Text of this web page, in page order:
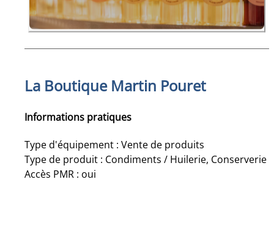
La Boutique Martin Pouret
Informations pratiques
Type d'équipement : Vente de produits
Type de produit : Condiments / Huilerie, Conserverie
Accès PMR : oui